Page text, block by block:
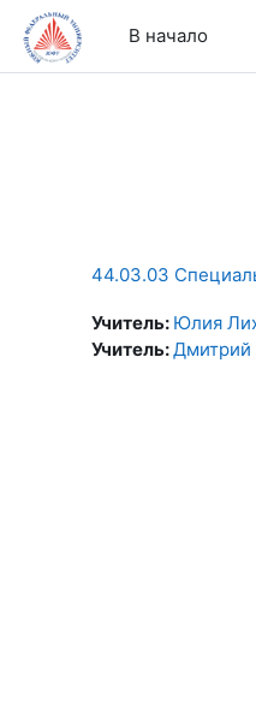
Перейти к основному
В начало
44.03.03
Учитель: Юлия
Учитель:Дмитрий